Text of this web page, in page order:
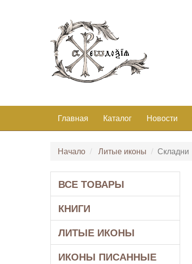
Главная Каталог Новости
Начало Литые иконы Складни
ВСЕ ТОВАРЫ
КНИГИ
ЛИТЫЕ ИКОНЫ
ИКОНЫ ПИСАННЫЕ